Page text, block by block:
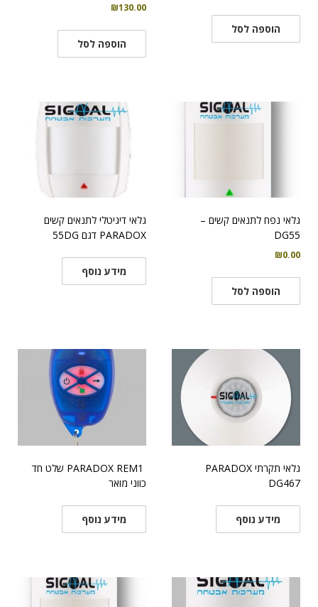
הוספה לסל
₪130.00
הוספה לסל
גלאי נפח לתנאים קשים –
DG55
₪0.00
הוספה לסל
גלאי דיגיטלי לתנאים קשים
PARADOX דגם 55DG
מידע נוסף
גלאי תקרתי PARADOX
DG467
מידע נוסף
PARADOX REM1 שלט חד
כווני מואר
מידע נוסף